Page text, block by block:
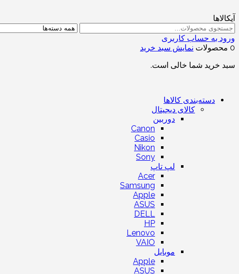
آیکالاها
ورود به حساب کاربری
0 محصولات
نمایش سبد خرید
سبد خرید شما خالی است.
دسته‌بندی کالاها
کالای دیجیتال
دوربین
Canon
Casio
Nikon
Sony
لپ تاپ
Acer
Samsung
Apple
ASUS
DELL
HP
Lenovo
VAIO
موبایل
Apple
ASUS